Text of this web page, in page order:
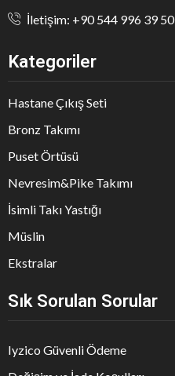
İletişim: +90 544 996 39 50
Kategoriler
Hastane Çıkış Seti
Bronz Takımı
Puset Örtüsü
Nevresim&Pike Takımı
İsimli Takı Yastığı
Müslin
Ekstralar
Sık Sorulan Sorular
Iyzico Güvenli Ödeme